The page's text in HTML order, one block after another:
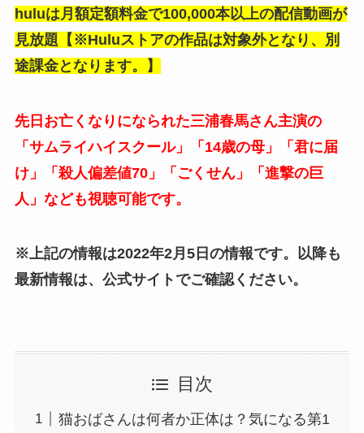
huluは月額定額料金で100,000本以上の配信動画が
見放題【※Huluストアの作品は対象外となり、別
途課金となります。】
先日お亡くなりになられた三浦春馬さん主演の
「サムライハイスクール」「14歳の母」「君に届
け」「殺人偏差値70」「ごくせん」「進撃の巨
人」なども視聴可能です。
※上記の情報は2022年2月5日の情報です。以降も
最新情報は、公式サイトでご確認ください。
目次
猫おばさんは何者か正体は？気になる第1